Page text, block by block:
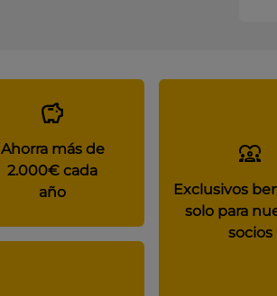
Ahorra más de
2.000€ cada
año
Exclusivos
solo para
socios